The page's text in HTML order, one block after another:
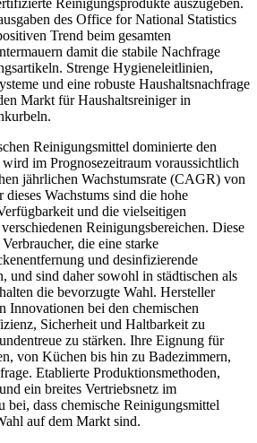
Reinigungsprodukte auszugeben.
des Office for National Statistics
Trend beim gesamten
damit die stabile Nachfrage
Strenge Hygieneleitlinien,
und eine robuste Haushaltsnachfrage
Markt für Haushaltsreiniger in
Reinigungsmittel dominierte den
im Prognosezeitraum voraussichtlich
jährlichen Wachstumsrate (CAGR) von
Wachstums sind die hohe
und die vielseitigen
Reinigungsbereichen. Diese
die eine starke
und desinfizierende
und sind daher sowohl in städtischen als
die bevorzugte Wahl. Hersteller
Innovationen bei den chemischen
Sicherheit und Haltbarkeit zu
zu stärken. Ihre Eignung für
von Küchen bis hin zu Badezimmern,
Etablierte Produktionsmethoden,
ein breites Vertriebsnetz im
bei, dass chemische Reinigungsmittel
auf dem Markt sind.